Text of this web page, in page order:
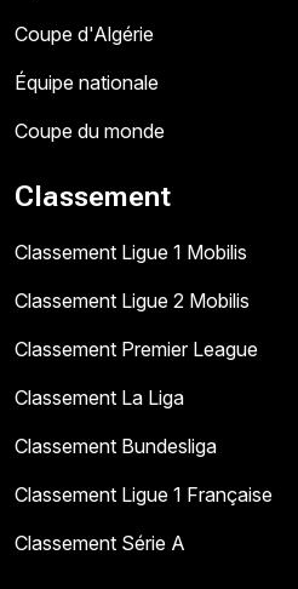
Coupe d'Algérie
Équipe nationale
Coupe du monde
Classement
Classement Ligue 1 Mobilis
Classement Ligue 2 Mobilis
Classement Premier League
Classement La Liga
Classement Bundesliga
Classement Ligue 1 Française
Classement Série A